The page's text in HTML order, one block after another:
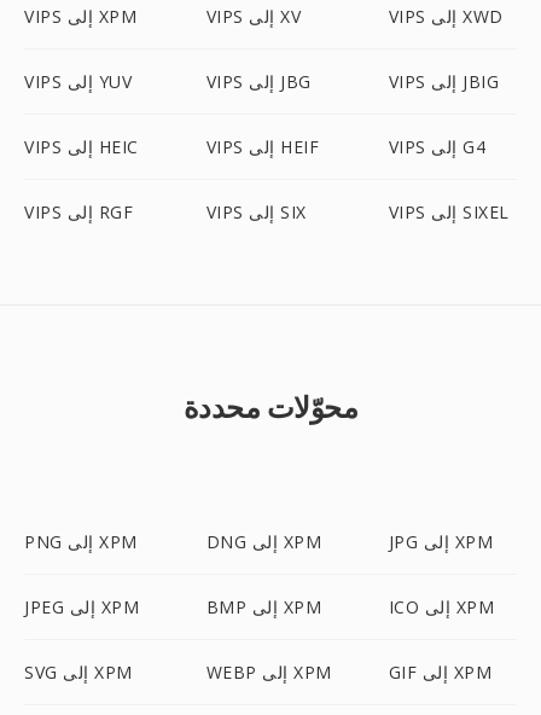
VIPS إلى XPM VIPS إلى XV VIPS إلى XWD
VIPS إلى YUV VIPS إلى JBG VIPS إلى JBIG
VIPS إلى HEIC VIPS إلى HEIF VIPS إلى G4
VIPS إلى RGF VIPS إلى SIX VIPS إلى SIXEL
محوّلات محددة
PNG إلى XPM DNG إلى XPM JPG إلى XPM
JPEG إلى XPM BMP إلى XPM ICO إلى XPM
SVG إلى XPM WEBP إلى XPM GIF إلى XPM